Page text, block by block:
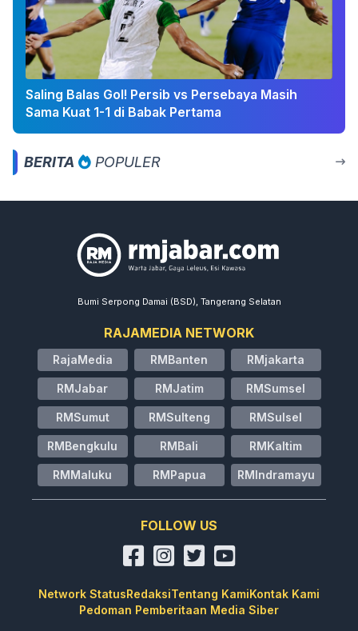
Saling Balas Gol! Persib vs Persebaya Masih
Sama Kuat 1-1 di Babak Pertama
BERITA POPULER
Bumi Serpong Damai (BSD), Tangerang Selatan
RAJAMEDIA NETWORK
RajaMedia RMBanten RMjakarta
RMJabar RMJatim RMSumsel
RMSumut RMSulteng RMSulsel
RMBengkulu RMBali RMKaltim
RMMaluku RMPapua RMIndramayu
FOLLOW US
Network StatusRedaksiTentang KamiKontak Kami
Pedoman Pemberitaan Media Siber